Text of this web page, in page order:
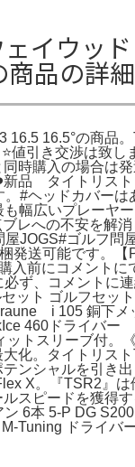
イウッ
商品の詳
16.5°の商品
⭐️値引き交渉は
時購入の場合は
品 タイトリスト
#ヘッドカバー
幅広いプレーヤ
レへの不安を解
JOGS#ゴルフ
送可能です。
入前にコメント
ず、コメントに
ット ゴルフセッ
i 105 銅下メ
460ドライバ
トスリーブ付
化。タイトリ
ンシャルを引き
X。『TSR2』
ルスピードを獲
本 5-P DG
Tuning ドライバ